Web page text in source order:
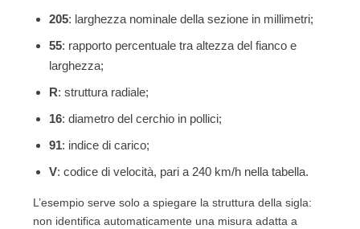
205: larghezza nominale della sezione in millimetri;
55: rapporto percentuale tra altezza del fianco e
larghezza;
R: struttura radiale;
16: diametro del cerchio in pollici;
91: indice di carico;
V: codice di velocità, pari a 240 km/h nella tabella.
L’esempio serve solo a spiegare la struttura della sigla:
non identifica automaticamente una misura adatta a